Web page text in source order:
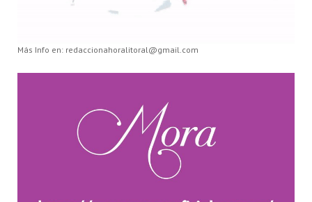
Más Info en: redaccionahoralitoral@gmail.com